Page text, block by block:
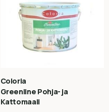
Coloria
Greenline Pohja- ja
Kattomaali